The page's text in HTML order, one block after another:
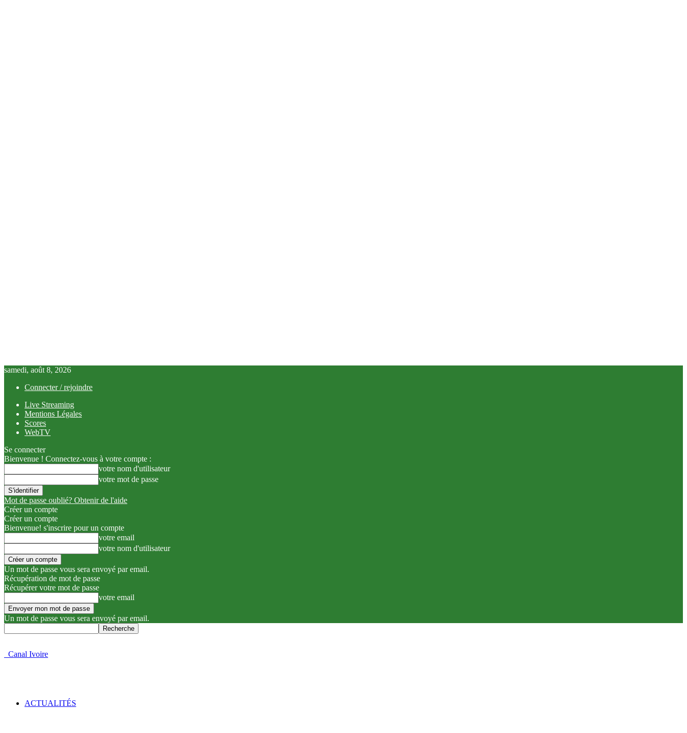
samedi, août 8, 2026
Connecter / rejoindre
Live Streaming
Mentions Légales
Scores
WebTV
Se connecter
Bienvenue ! Connectez-vous à votre compte :
votre nom d'utilisateur
votre mot de passe
Mot de passe oublié? Obtenir de l'aide
Créer un compte
Créer un compte
Bienvenue! s'inscrire pour un compte
votre email
votre nom d'utilisateur
Un mot de passe vous sera envoyé par email.
Récupération de mot de passe
Récupérer votre mot de passe
votre email
Un mot de passe vous sera envoyé par email.
Canal Ivoire
ACTUALITÉS